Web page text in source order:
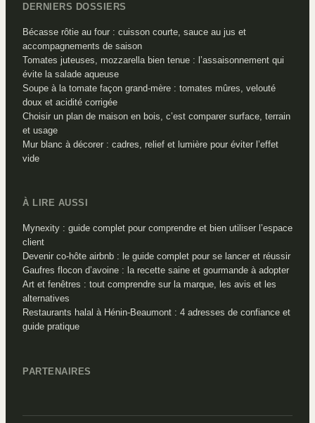
DERNIERS DOSSIERS
Bécasse rôtie au four : cuisson courte, sauce au jus et
accompagnements de saison
Tomates juteuses, mozzarella bien tenue : l’assaisonnement qui
évite la salade aqueuse
Soupe à la tomate façon grand-mère : tomates mûres, velouté
doux et acidité corrigée
Choisir un plan de maison en bois, c’est comparer surface, terrain
et usage
Mur blanc à décorer : cadres, relief et lumière pour éviter l’effet
vide
À LIRE AUSSI
Mynexity : guide complet pour comprendre et bien utiliser l’espace
client
Devenir co-hôte airbnb : le guide complet pour se lancer et réussir
Gaufres flocon d’avoine : la recette saine et gourmande à adopter
Art et fenêtres : tout comprendre sur la marque, les avis et les
alternatives
Restaurants halal à Hénin-Beaumont : 4 adresses de confiance et
guide pratique
PARTENAIRES